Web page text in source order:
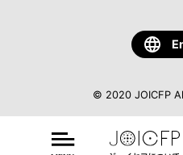
© 2020 JOICFP